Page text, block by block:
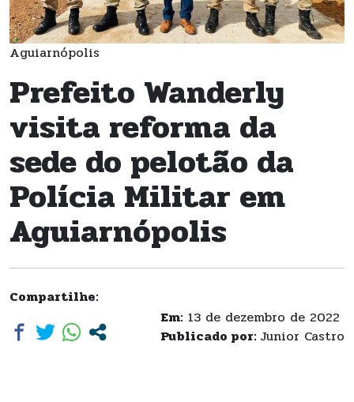
Aguiarnópolis
Prefeito Wanderly
visita reforma da
sede do pelotão da
Polícia Militar em
Aguiarnópolis
Compartilhe:
Em: 13 de dezembro de 2022
Publicado por: Junior Castro